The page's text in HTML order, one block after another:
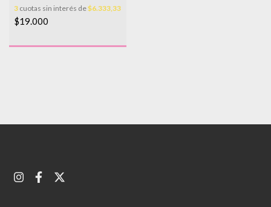
3 cuotas sin interés de$6.333,33
$19.000